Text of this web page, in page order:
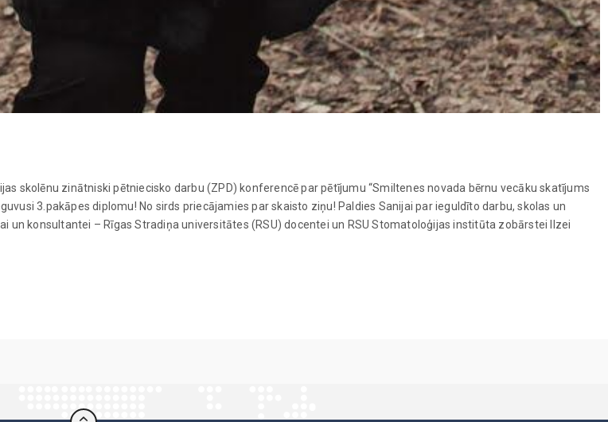
skolēnu zinātniski pētniecisko darbu (ZPD) konferencē par pētījumu “Smiltenes novada bērnu vecāku skatījums
3.pakāpes diplomu! No sirds priecājamies par skaisto ziņu! Paldies Sanijai par ieguldīto darbu, skolas un
un konsultantei – Rīgas Stradiņa universitātes (RSU) docentei un RSU Stomatoloģijas institūta zobārstei Ilzei